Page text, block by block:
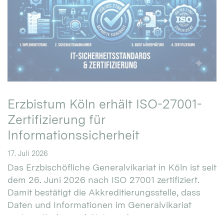
Erzbistum Köln erhält ISO-27001-
Zertifizierung für
Informationssicherheit
17. Juli 2026
Das Erzbischöfliche Generalvikariat in Köln ist seit
dem 26. Juni 2026 nach ISO 27001 zertifiziert.
Damit bestätigt die Akkreditierungsstelle, dass
Daten und Informationen im Generalvikariat